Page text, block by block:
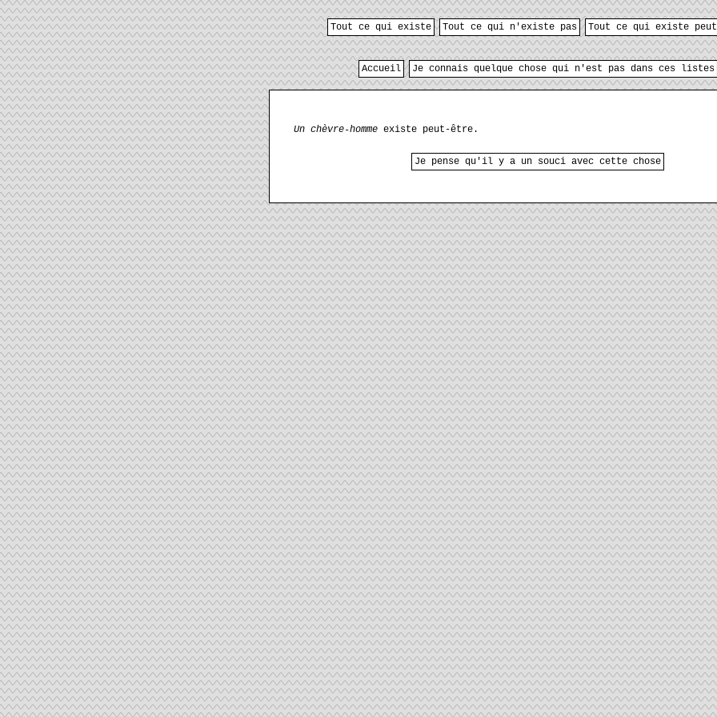
Tout ce qui existe Tout ce qui n'existe pas Tout ce qui existe
Accueil Je connais quelque chose qui n'est pas dans ces listes
Un chèvre-homme existe peut-être.